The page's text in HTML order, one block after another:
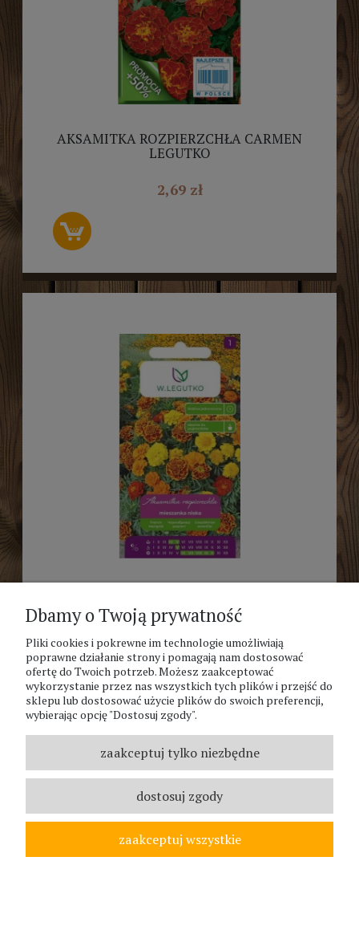
AKSAMITKA ROZPIERZCHŁA CARMEN
LEGUTKO
2,69 zł
KOLORÓW LEGUTKO
2,74 zł
Dbamy o Twoją prywatność
Pliki cookies i pokrewne im technologie umożliwiają
poprawne działanie strony i pomagają nam dostosować
ofertę do Twoich potrzeb. Możesz zaakceptować
wykorzystanie przez nas wszystkich tych plików i przejść do
sklepu lub dostosować użycie plików do swoich preferencji,
wybierając opcję "Dostosuj zgody".
zaakceptuj tylko niezbędne
dostosuj zgody
zaakceptuj wszystkie